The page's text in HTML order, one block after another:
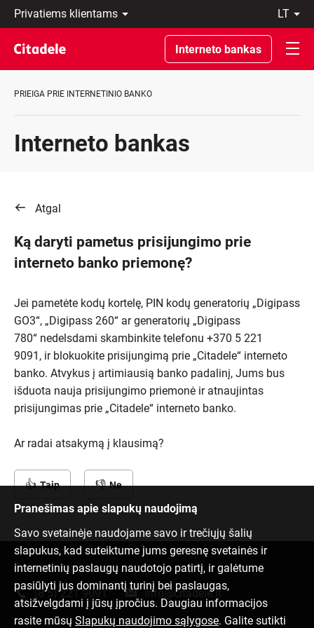
Privatiems
klientams
Verslo
klientams
Private
Apie
REWARDS
lt
LT
EN
Interneto bankas
PRIEIGA PRIE INTERNETINIO BANKO
Interneto bankas
Atgal
Ką daryti pametus prisijungimo prie
interneto banko priemonę?
Jei pametėte kodų kortelę, PIN kodų generatorių „Digipass
GO3“, „Digipass 260“ ar generatorių „Digipass
780“ nedelsdami skambinkite telefonu +370 5 221
9091, ir blokuokite prisijungimą prie „Citadele“ interneto
banko. Atvykus į artimiausią banko padalinį, Jums bus
išduota nauja prisijungimo priemonė ir atnaujintas
prisijungimas prie „Citadele“ interneto banko.
Ar radai atsakymą į klausimą?
Taip Ne
Pranešimas apie slapukų naudojimą
Savo svetainėje naudojame savo ir trečiųjų šalių
slapukus, kad suteiktume jums geresnę svetainės ir
internetinių paslaugų naudotojo patirtį, ir galėtume
pasiūlyti jus dominantį turinį bei paslaugas,
atsižvelgdami į jūsų įpročius. Daugiau informacijos
rasite mūsų Slapukų naudojimo sąlygose. Galite sutikti
Susisiek su mumis
(8 5) 221 9091 info@citadele.lt